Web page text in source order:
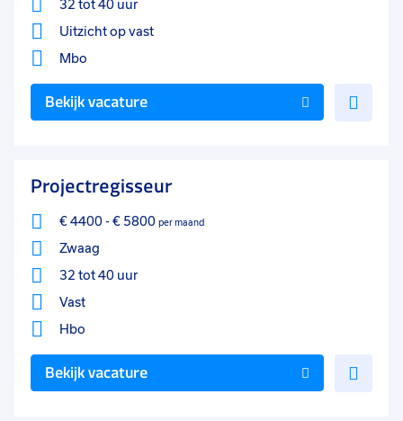
32 tot 40 uur
Uitzicht op vast
Mbo
Bekijk vacature
Projectregisseur
€ 4400- € 5800 per maand
Zwaag
32 tot 40 uur
Vast
Hbo
Bekijk vacature